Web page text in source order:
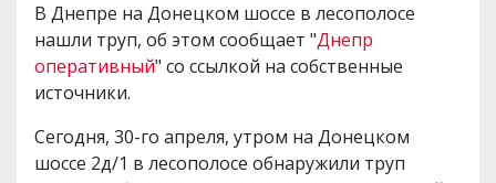
В Днепре на Донецком шоссе в лесополосе
нашли труп, об этом сообщает "Днепр
оперативный" со ссылкой на собственные
источники.
Сегодня, 30-го апреля, утром на Донецком
шоссе 2д/1 в лесополосе обнаружили труп